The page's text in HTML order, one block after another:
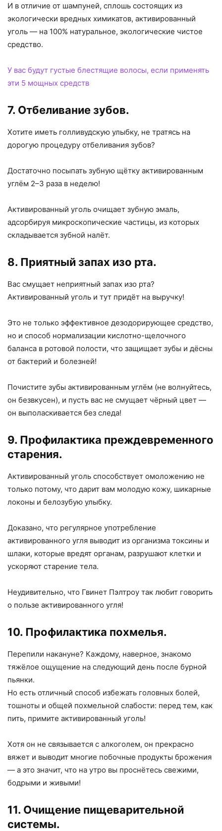
И в отличие от шампуней, сплошь состоящих из
экологически вредных химикатов, активированный
уголь — на 100% натуральное, экологические чистое
средство.
У вас будут густые блестящие волосы, если применять
эти 5 мощных средств
7. Отбеливание зубов.
Хотите иметь голливудскую улыбку, не тратясь на
дорогую процедуру отбеливания зубов?
Достаточно посыпать зубную щётку активированным
углём 2–3 раза в неделю!
Активированный уголь очищает зубную эмаль,
адсорбируя микроскопические частицы, из которых
складывается зубной налёт.
8. Приятный запах изо рта.
Вас смущает неприятный запах изо рта?
Активированный уголь и тут придёт на выручку!
Это не только эффективное дезодорирующее средство,
но и способ нормализации кислотно-щелочного
баланса в ротовой полости, что защищает зубы и дёсны
от бактерий и болезней!
Почистите зубы активированным углём (не волнуйтесь,
он безвкусен), и пусть вас не смущает чёрный цвет —
он выполаскивается без следа!
9. Профилактика преждевременного
старения.
Активированный уголь способствует омоложению не
только потому, что дарит вам молодую кожу, шикарные
локоны и белозубую улыбку.
Доказано, что регулярное употребление
активированного угля выводит из организма токсины и
шлаки, которые вредят органам, разрушают клетки и
ускоряют старение тела.
Неудивительно, что Гвинет Пэлтроу так любит говорить
о пользе активированного угля!
10. Профилактика похмелья.
Перепили накануне? Каждому, наверное, знакомо
тяжёлое ощущение на следующий день после бурной
пьянки.
Но есть отличный способ избежать головных болей,
тошноты и общей похмельной слабости: перед тем, как
пить, примите активированный уголь!
Хотя он не связывается с алкоголем, он прекрасно
вяжет и выводит многие побочные продукты брожения
— а это значит, что на утро вы проснётесь свежими,
бодрыми и живыми!
11. Очищение пищеварительной
системы.